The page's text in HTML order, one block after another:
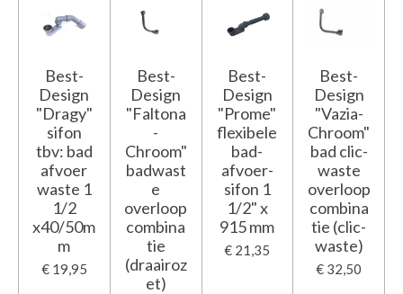
Best-
Design
"Dragy"
sifon
tbv: bad
afvoer
waste 1
1/2
x40/50m
m
€ 19,95
Best-
Design
"Faltona
-
Chroom"
badwast
e
overloop
combina
tie
(draairoz
et)
Best-
Design
"Prome"
flexibele
bad-
afvoer-
sifon 1
1/2" x
915 mm
€ 21,35
Best-
Design
"Vazia-
Chroom"
bad clic-
waste
overloop
combina
tie (clic-
waste)
€ 32,50